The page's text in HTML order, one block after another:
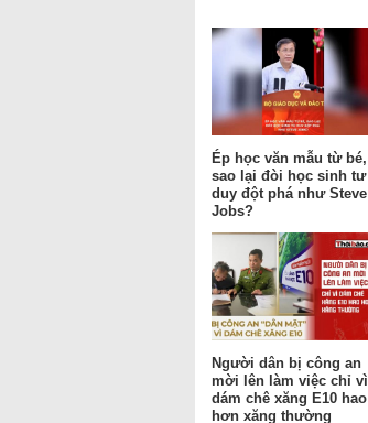
Ép học văn mẫu từ bé,
sao lại đòi học sinh tư
duy đột phá như Steve
Jobs?
Người dân bị công an
mời lên làm việc chỉ vì
dám chê xăng E10 hao
hơn xăng thường